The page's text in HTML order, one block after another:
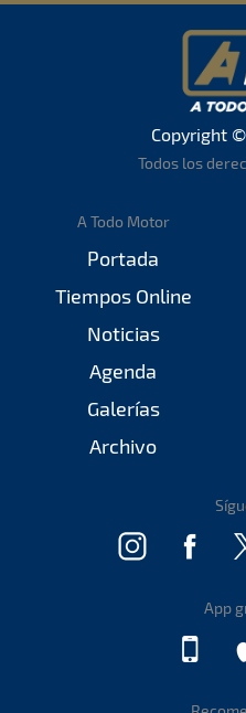
Copyright
Todos los
A Todo Motor
Portada
Tiempos Online
Noticias
Agenda
Galerías
Archivo
App